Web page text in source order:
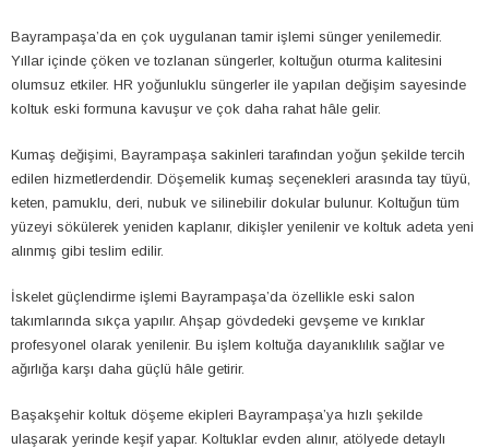
Bayrampaşa’da en çok uygulanan tamir işlemi sünger yenilemedir.
Yıllar içinde çöken ve tozlanan süngerler, koltuğun oturma kalitesini
olumsuz etkiler. HR yoğunluklu süngerler ile yapılan değişim sayesinde
koltuk eski formuna kavuşur ve çok daha rahat hâle gelir.
Kumaş değişimi, Bayrampaşa sakinleri tarafından yoğun şekilde tercih
edilen hizmetlerdendir. Döşemelik kumaş seçenekleri arasında tay tüyü,
keten, pamuklu, deri, nubuk ve silinebilir dokular bulunur. Koltuğun tüm
yüzeyi sökülerek yeniden kaplanır, dikişler yenilenir ve koltuk adeta yeni
alınmış gibi teslim edilir.
İskelet güçlendirme işlemi Bayrampaşa’da özellikle eski salon
takımlarında sıkça yapılır. Ahşap gövdedeki gevşeme ve kırıklar
profesyonel olarak yenilenir. Bu işlem koltuğa dayanıklılık sağlar ve
ağırlığa karşı daha güçlü hâle getirir.
Başakşehir koltuk döşeme ekipleri Bayrampaşa’ya hızlı şekilde
ulaşarak yerinde keşif yapar. Koltuklar evden alınır, atölyede detaylı